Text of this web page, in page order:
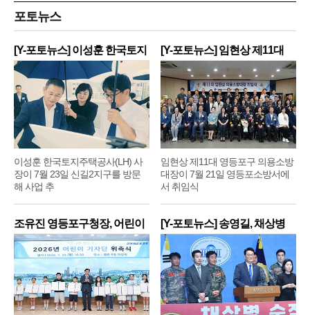
포토뉴스
[Y-포토뉴스] 이성훈 한국토지
주
이성훈 한국토지주택공사(LH) 사
장이 7월 23일 신길2지구를 방문
해 사업 추
[Y-포토뉴스] 임현상 제11대
영
임현상 제11대 영등포구 의용소방
대장이 7월 21일 영등포소방서에
서 취임식
조유진 영등포구청장, 어린이
기
[Y-포토뉴스] 송영길, 채상병
순